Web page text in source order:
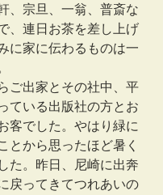
、宗旦、一翁、普斎な
、連日お茶を差し上げ
に家に伝わるものは一
ご出家とその社中、平
ている出版社の方とお
客でした。やはり緑に
とから思ったほど暑く
た。昨日、尼崎に出奔
戻ってきてつれあいの